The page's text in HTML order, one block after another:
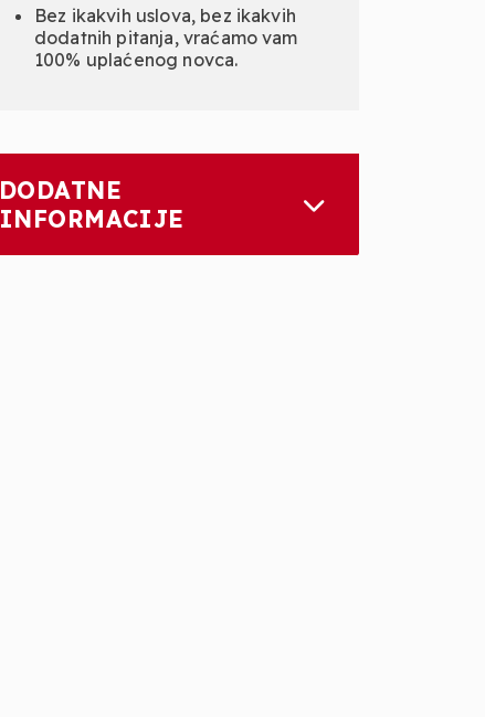
Bez ikakvih uslova, bez ikakvih
dodatnih pitanja, vraćamo vam
100% uplaćenog novca.
DODATNE
INFORMACIJE